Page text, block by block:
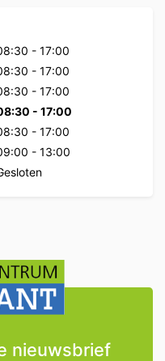
- 17:00
- 17:00
- 17:00
- 17:00
- 17:00
- 13:00
nieuwsbrief